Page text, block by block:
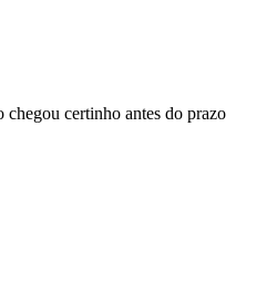
chegou certinho antes do prazo